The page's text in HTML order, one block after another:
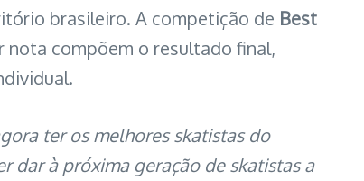
brasileiro. A competição de Best
nota compõem o resultado final,
ter os melhores skatistas do
dar à próxima geração de skatistas a